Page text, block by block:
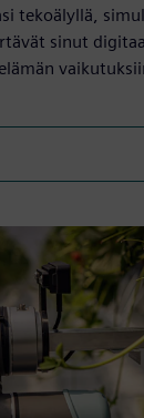
tekoälyllä,
sinut